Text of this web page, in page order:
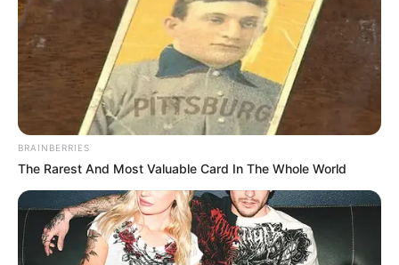
Lea también: Policía captura a reconocido fletero que se
BRAINBERRIES
The Rarest And Most Valuable Card In The Whole World